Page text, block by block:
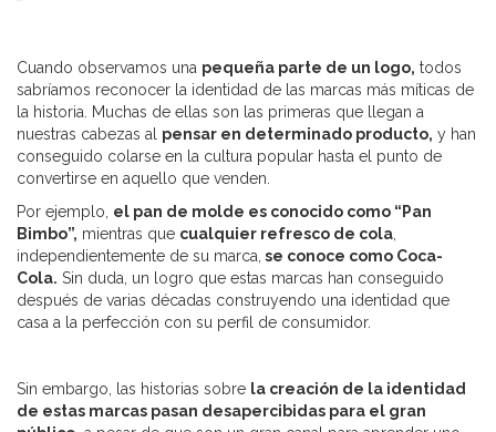
Cuando observamos una pequeña parte de un logo, todos
sabríamos reconocer la identidad de las marcas más míticas de
la historia. Muchas de ellas son las primeras que llegan a
nuestras cabezas al pensar en determinado producto, y han
conseguido colarse en la cultura popular hasta el punto de
convertirse en aquello que venden.
Por ejemplo, el pan de molde es conocido como “Pan
Bimbo”, mientras que cualquier refresco de cola,
independientemente de su marca, se conoce como Coca-
Cola. Sin duda, un logro que estas marcas han conseguido
después de varias décadas construyendo una identidad que
casa a la perfección con su perfil de consumidor.
Sin embargo, las historias sobre la creación de la identidad
de estas marcas pasan desapercibidas para el gran